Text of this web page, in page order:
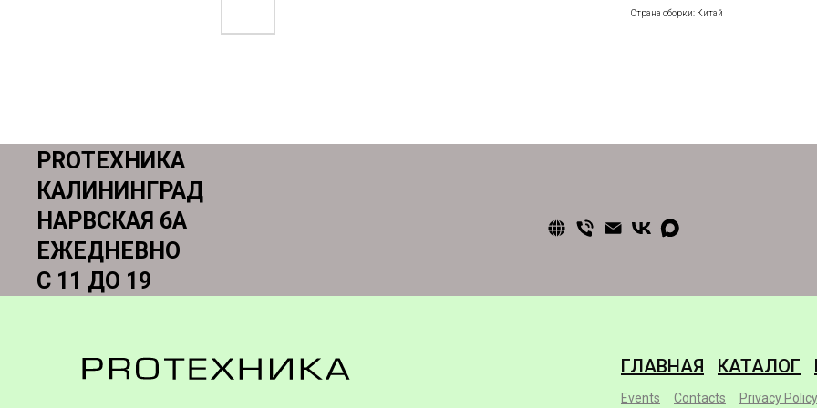
Страна сборки: Китай
PROТЕХНИКА
КАЛИНИНГРАД
НАРВСКАЯ 6А
ЕЖЕДНЕВНО
С 11 ДО 19
ГЛАВНАЯ КАТАЛОГ
Events Contacts Privacy Policy